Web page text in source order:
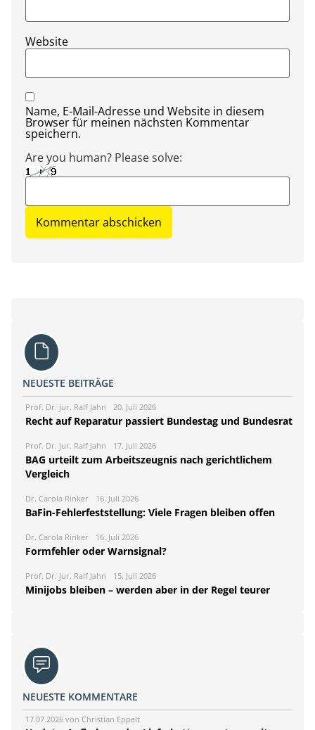
Website
Name, E-Mail-Adresse und Website in diesem
Browser für meinen nächsten Kommentar
speichern.
Are you human? Please solve:
NEUESTE BEITRÄGE
Prof. Dr. jur. Ralf Jahn 20. Juli 2026
Recht auf Reparatur passiert Bundestag und Bundesrat
Prof. Dr. jur. Ralf Jahn 17. Juli 2026
BAG urteilt zum Arbeitszeugnis nach gerichtlichem
Vergleich
Dr. Carola Rinker 16. Juli 2026
BaFin-Fehlerfeststellung: Viele Fragen bleiben offen
Dr. Carola Rinker 16. Juli 2026
Formfehler oder Warnsignal?
Prof. Dr. jur. Ralf Jahn 15. Juli 2026
Minijobs bleiben – werden aber in der Regel teurer
NEUESTE KOMMENTARE
17.07.2026 von Christian Eppelt